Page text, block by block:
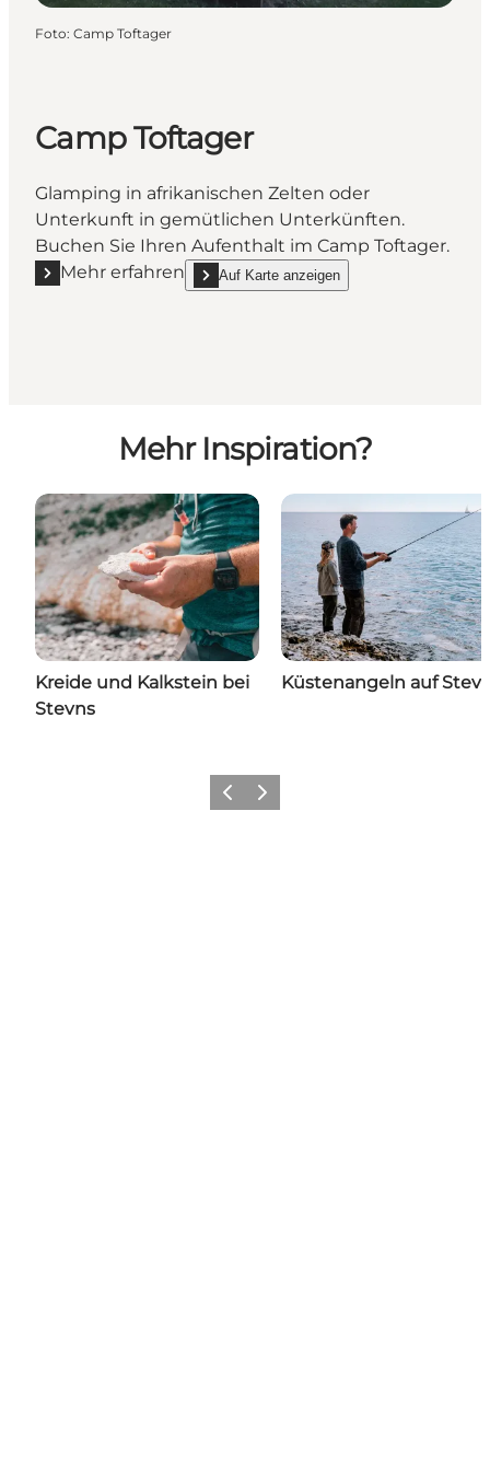
Foto: Camp Toftager
Camp Toftager
Glamping in afrikanischen Zelten oder
Unterkunft in gemütlichen Unterkünften.
Buchen Sie Ihren Aufenthalt im Camp Toftager.
Mehr erfahren
Mehr erfahren "Camp Toftager"
Auf Karte anzeigen
show Camp Toftager on_map
Mehr Inspiration?
Kreide und Kalkstein bei
Stevns
Küstenangeln auf
ZurückWeiter